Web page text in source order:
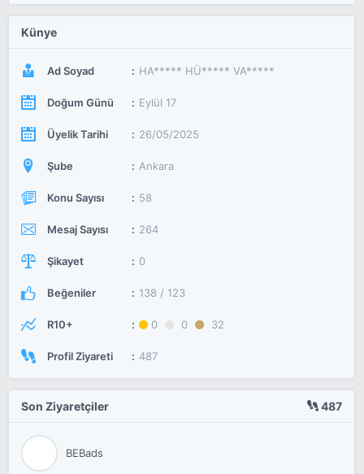
Künye
Ad Soyad HA***** HÜ***** VA*****
Doğum Günü Eylül 17
Üyelik Tarihi 26/05/2025
Şube Ankara
Konu Sayısı 58
Mesaj Sayısı 264
Şikayet 0
Beğeniler 138 / 123
R10+ 0 0 32
Profil Ziyareti 487
Son Ziyaretçiler 487
BEBads